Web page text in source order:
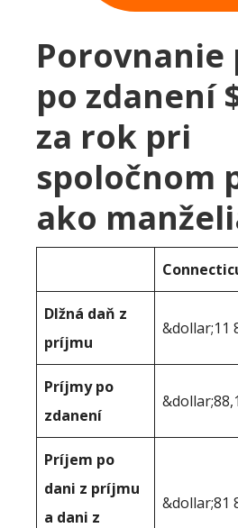
po zdanení
za rok pri
spoločnom
ako
Dlžná daň z
príjmu
&dollar;11
Príjmy po
zdanení
Príjem po
dani z príjmu
a dani z
&dollar;81